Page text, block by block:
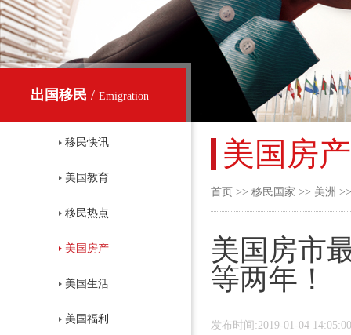
出国移民 / Emigration
移民快讯
美国教育
移民热点
美国房产
美国生活
美国福利
美国房产
首页 >> 移民国家 >> 美洲
美国房市
等两年！
发布时间:2019-01-04 14:05:00